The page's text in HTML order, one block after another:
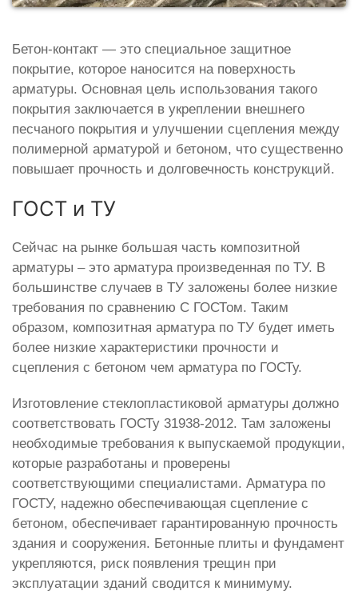
Бетон-контакт — это специальное защитное
покрытие, которое наносится на поверхность
арматуры. Основная цель использования такого
покрытия заключается в укреплении внешнего
песчаного покрытия и улучшении сцепления между
полимерной арматурой и бетоном, что существенно
повышает прочность и долговечность конструкций.
ГОСТ и ТУ
Сейчас на рынке большая часть композитной
арматуры – это арматура произведенная по ТУ. В
большинстве случаев в ТУ заложены более низкие
требования по сравнению С ГОСТом. Таким
образом, композитная арматура по ТУ будет иметь
более низкие характеристики прочности и
сцепления с бетоном чем арматура по ГОСТу.
Изготовление стеклопластиковой арматуры должно
соответствовать ГОСТу 31938-2012. Там заложены
необходимые требования к выпускаемой продукции,
которые разработаны и проверены
соответствующими специалистами. Арматура по
ГОСТУ, надежно обеспечивающая сцепление с
бетоном, обеспечивает гарантированную прочность
здания и сооружения. Бетонные плиты и фундамент
укрепляются, риск появления трещин при
эксплуатации зданий сводится к минимуму.